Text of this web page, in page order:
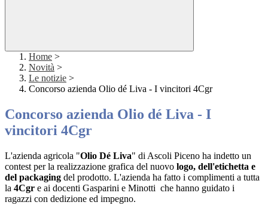
Home >
Novità >
Le notizie >
Concorso azienda Olio dé Liva - I vincitori 4Cgr
Concorso azienda Olio dé Liva - I
vincitori 4Cgr
L'azienda agricola "Olio Dé Liva" di Ascoli Piceno ha indetto un
contest per la realizzazione grafica del nuovo logo, dell'etichetta e
del packaging del prodotto. L'azienda ha fatto i complimenti a tutta
la 4Cgr e ai docenti Gasparini e Minotti che hanno guidato i
ragazzi con dedizione ed impegno.